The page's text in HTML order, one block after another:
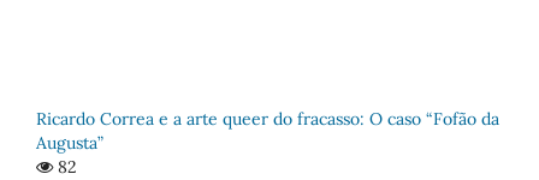
Ricardo Correa e a arte queer do fracasso: O caso “Fofão da
Augusta”
82